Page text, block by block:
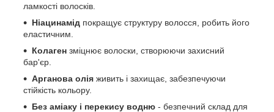
ламкості волосків.
Ніацинамід покращує структуру волосся, робить його
еластичним.
Колаген зміцнює волоски, створюючи захисний
бар'єр.
Арганова олія живить і захищає, забезпечуючи
стійкість кольору.
Без аміаку і перекису водню - безпечний склад для